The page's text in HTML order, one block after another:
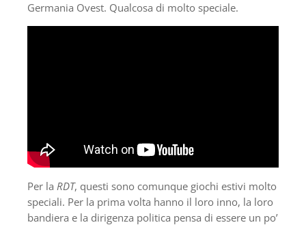
Germania Ovest. Qualcosa di molto speciale.
Per la RDT, questi sono comunque giochi estivi molto
speciali. Per la prima volta hanno il loro inno, la loro
bandiera e la dirigenza politica pensa di essere un po’